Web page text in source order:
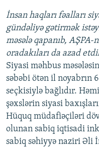
XƏBƏR BÜLLETENLƏRIMIZ
İnsan haqları fəalları
gündəliyə gətirmək
məsələ qapanıb, AŞPA-
oradakıları da azad
Siyasi məhbus
səbəbi ötən il
seçkisiylə bağlıdır.
şəxslərin siyasi
Hüquq müdafiəçiləri
olunan sabiq iqtisadi
sabiq səhiyyə naziri Əli